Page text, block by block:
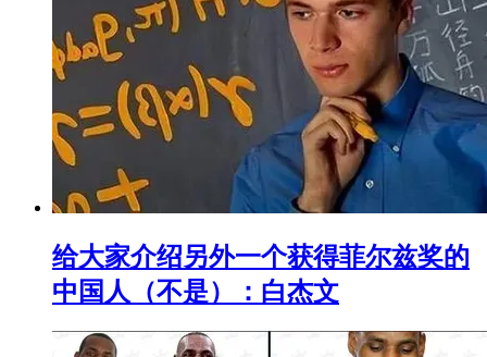
给大家介绍另外一个获得菲尔兹奖的
中国人（不是）：白杰文